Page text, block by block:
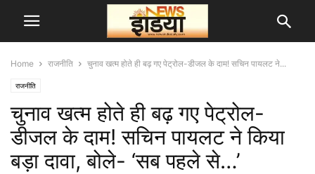
Home राजनीति चुनाव खत्म होते ही बढ़ गए पेट्रोल-डीजल के दाम! सचिन पायलट ने...
राजनीति
चुनाव खत्म होते ही बढ़ गए पेट्रोल-
डीजल के दाम! सचिन पायलट ने किया
बड़ा दावा, बोले- ‘सब पहले से…’